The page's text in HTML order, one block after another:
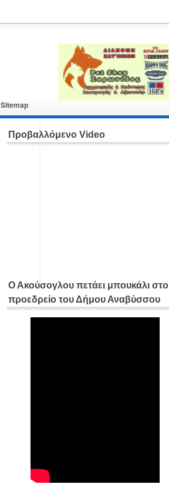
Sitemap
Προβαλλόμενο Video
Ο Ακούσογλου πετάει μπουκάλι στο
προεδρείο του Δήμου Αναβύσσου